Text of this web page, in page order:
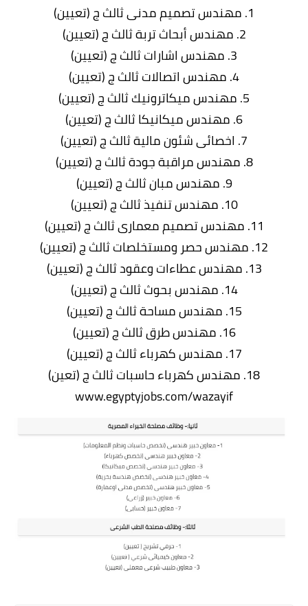
1. مهندس تصميم مدنى ثالث ج (تعيين)
2. مهندس أبحاث تربة ثالث ج (تعيين)
3. مهندس اشارات ثالث ج (تعيين)
4. مهندس اتصالات ثالث ج (تعيين)
5. مهندس ميكاترونيك ثالث ج (تعيين)
6. مهندس ميكانيكا ثالث ج (تعيين)
7. اخصائى شئون مالية ثالث ج (تعيين)
8. مهندس مراقبة جودة ثالث ج (تعيين)
9. مهندس مبان ثالث ج (تعيين)
10. مهندس تنفيذ ثالث ج (تعيين)
11. مهندس تصميم معمارى ثالث ج (تعيين)
12. مهندس حصر ومستخلصات ثالث ج (تعيين)
13. مهندس عطاءات وعقود ثالث ج (تعيين)
14. مهندس بحوث ثالث ج (تعيين)
15. مهندس مساحة ثالث ج (تعيين)
16. مهندس طرق ثالث ج (تعيين)
17. مهندس كهرباء ثالث ج (تعيين)
18. مهندس كهرباء حاسبات ثالث ج (تعين)
www.egyptyjobs.com/wazayif